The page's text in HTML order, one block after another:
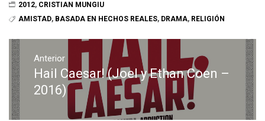
2012, CRISTIAN MUNGIU
AMISTAD, BASADA EN HECHOS REALES, DRAMA, RELIGIÓN
Navegación
de
entradas
Anterior
Entrada
anterior:
Hail Caesar! (Joel y Ethan Coen –
2016)